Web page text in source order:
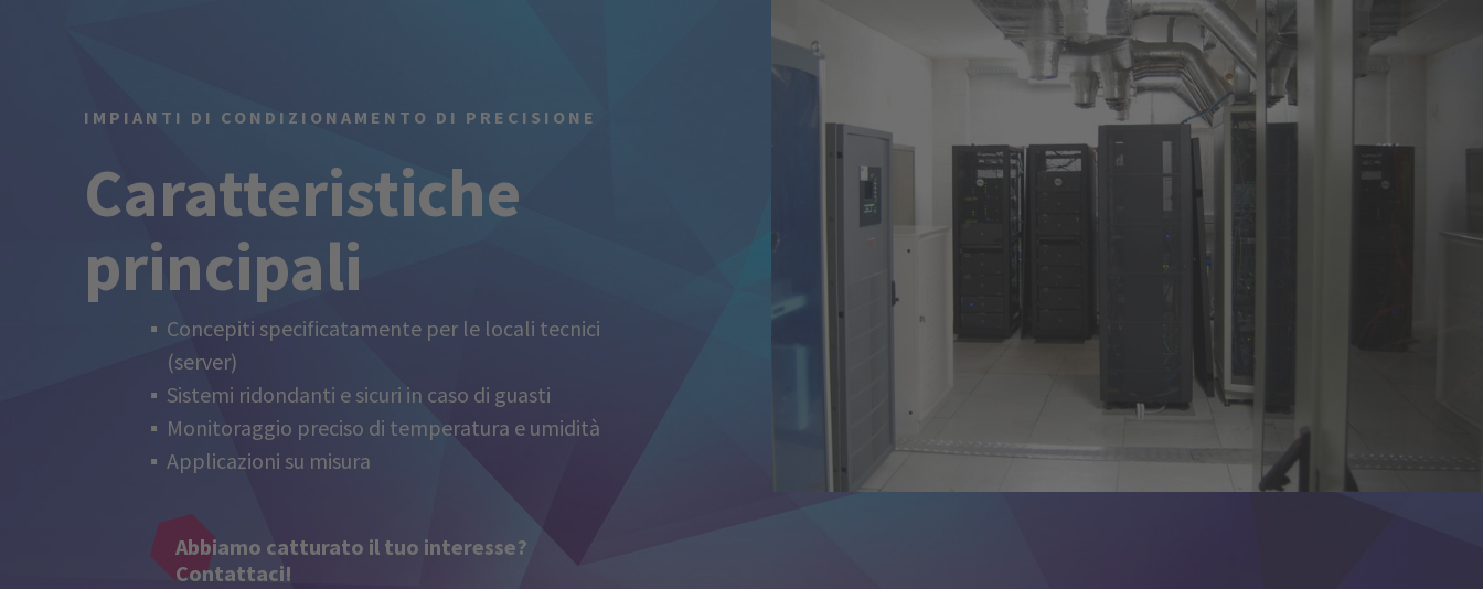
IMPIANTI DI CONDIZIONAMENTO DI PRECISIONE
Caratteristiche
principali
Concepiti specificatamente per le locali tecnici
(server)
Sistemi ridondanti e sicuri in caso di guasti
Monitoraggio preciso di temperatura e umidità
Applicazioni su misura
Abbiamo catturato il tuo interesse?
Contattaci!